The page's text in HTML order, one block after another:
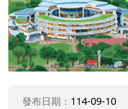
發布日期： 114-09-10